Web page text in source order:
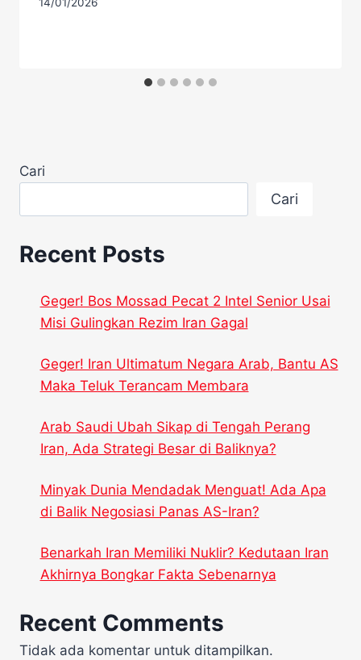
14/01/2026
Cari
Cari
Recent Posts
Geger! Bos Mossad Pecat 2 Intel Senior Usai
Misi Gulingkan Rezim Iran Gagal
Geger! Iran Ultimatum Negara Arab, Bantu AS
Maka Teluk Terancam Membara
Arab Saudi Ubah Sikap di Tengah Perang
Iran, Ada Strategi Besar di Baliknya?
Minyak Dunia Mendadak Menguat! Ada Apa
di Balik Negosiasi Panas AS-Iran?
Benarkah Iran Memiliki Nuklir? Kedutaan Iran
Akhirnya Bongkar Fakta Sebenarnya
Recent Comments
Tidak ada komentar untuk ditampilkan.